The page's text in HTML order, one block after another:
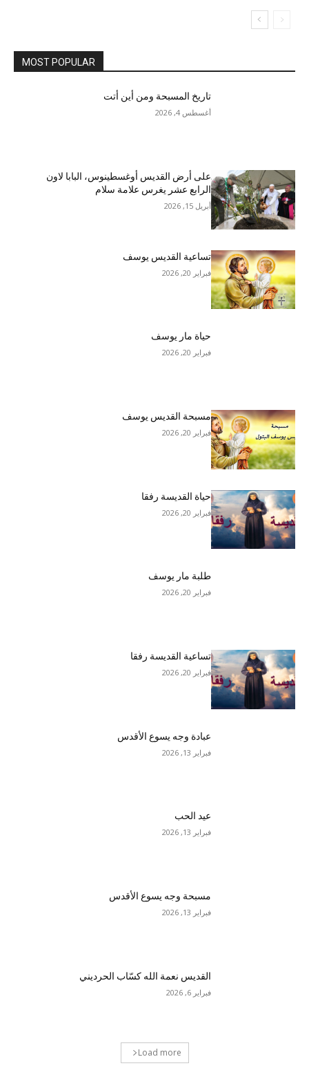
MOST POPULAR
تاريخ المسبحة ومن أين أتت
أغسطس 4, 2026
على أرض القديس أوغسطينوس، البابا لاون
الرابع عشر يغرس علامة سلام
أبريل 15, 2026
تساعية القديس يوسف
فبراير 20, 2026
حياة مار يوسف
فبراير 20, 2026
مسبحة القديس يوسف
فبراير 20, 2026
حياة القديسة رفقا
فبراير 20, 2026
طلبة مار يوسف
فبراير 20, 2026
تساعية القديسة رفقا
فبراير 20, 2026
عبادة وجه يسوع الأقدس
فبراير 13, 2026
عيد الحب
فبراير 13, 2026
مسبحة وجه يسوع الأقدس
فبراير 13, 2026
القديس نعمة الله كسّاب الحرديني
فبراير 6, 2026
Load more